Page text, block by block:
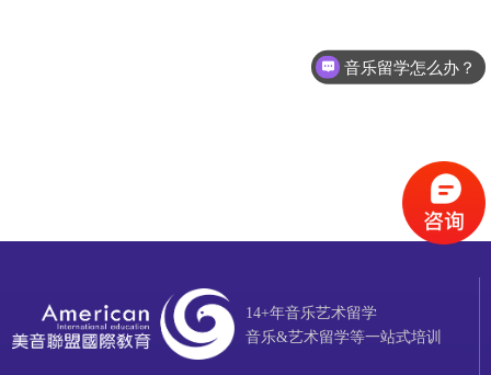
14+年音乐艺术留学
音乐&艺术留学等一站式培训
音乐留学怎么办？